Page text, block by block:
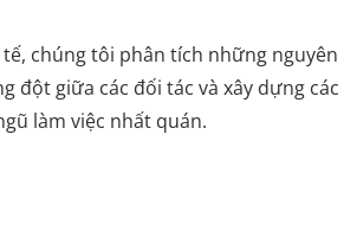
chúng tôi phân tích những nguyên
đột giữa các đối tác và xây dựng các
làm việc nhất quán.